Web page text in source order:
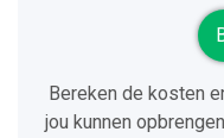
Bereken de kosten
jou kunnen